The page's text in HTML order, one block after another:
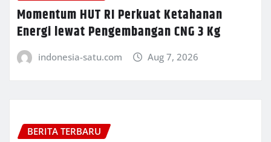
Momentum HUT RI Perkuat Ketahanan
Energi lewat Pengembangan CNG 3 Kg
indonesia-satu.com Aug 7, 2026
BERITA TERBARU